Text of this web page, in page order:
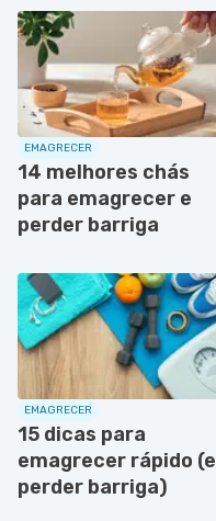
EMAGRECER
14 melhores chás
para emagrecer e
perder barriga
EMAGRECER
15 dicas para
emagrecer rápido (e
perder barriga)